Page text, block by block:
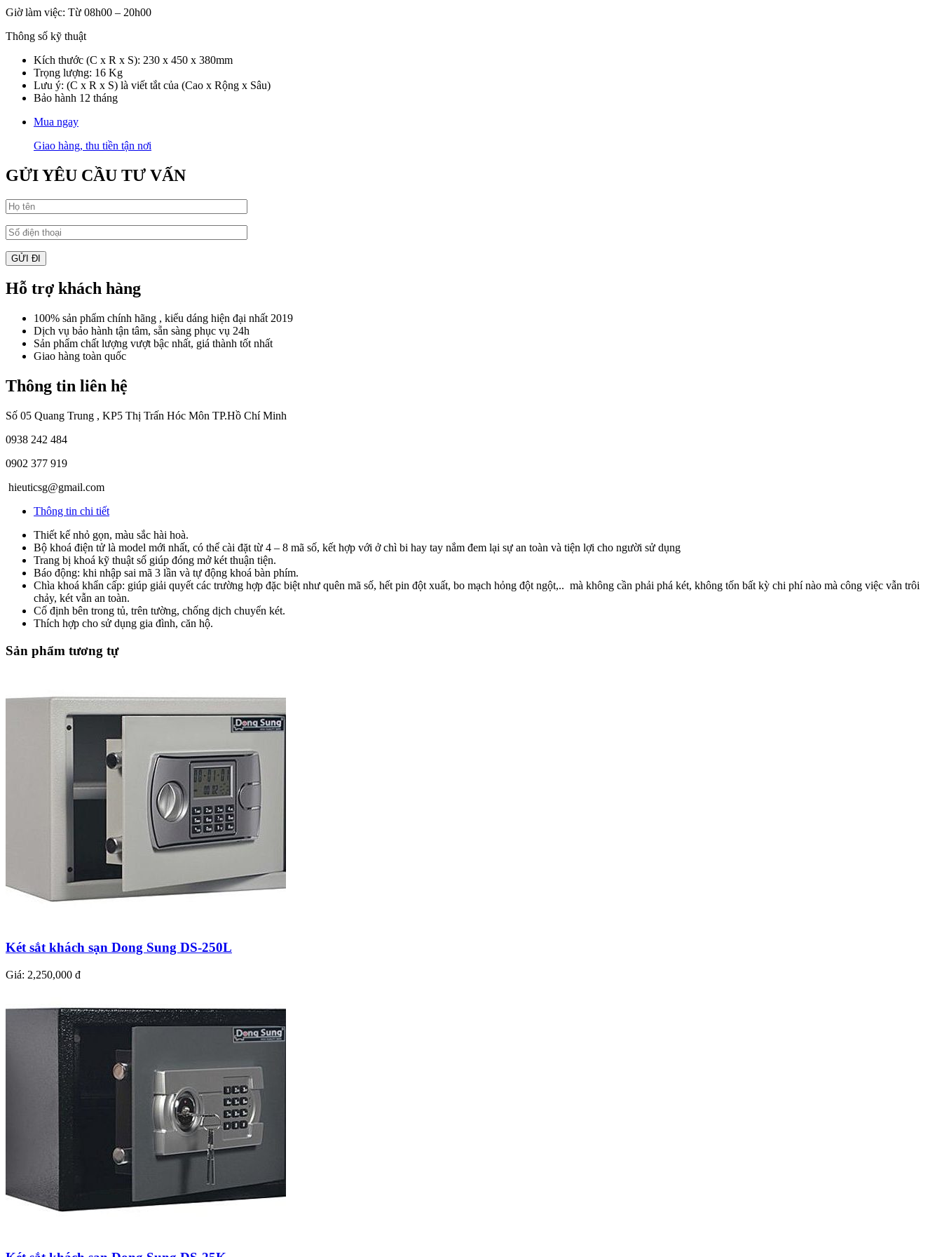
Giờ làm việc: Từ 08h00 – 20h00
Thông số kỹ thuật
Kích thước (C x R x S): 230 x 450 x 380mm
Trọng lượng: 16 Kg
Lưu ý: (C x R x S) là viết tắt của (Cao x Rộng x Sâu)
Bảo hành 12 tháng
Mua ngay
Giao hàng, thu tiền tận nơi
GỬI YÊU CẦU TƯ VẤN
Hỗ trợ khách hàng
100% sản phẩm chính hãng , kiểu dáng hiện đại nhất 2019
Dịch vụ bảo hành tận tâm, sẵn sàng phục vụ 24h
Sản phẩm chất lượng vượt bậc nhất, giá thành tốt nhất
Giao hàng toàn quốc
Thông tin liên hệ
Số 05 Quang Trung , KP5 Thị Trấn Hóc Môn TP.Hồ Chí Minh
0938 242 484
0902 377 919
hieuticsg@gmail.com
Thông tin chi tiết
Thiết kế nhỏ gọn, màu sắc hài hoà.
Bộ khoá điện tử là model mới nhất, có thể cài đặt từ 4 – 8 mã số, kết hợp với ở chì bi hay tay nắm đem lại sự an toàn và tiện lợi cho người sử dụng
Trang bị khoá kỹ thuật số giúp đóng mở két thuận tiện.
Báo động: khi nhập sai mã 3 lần và tự động khoá bàn phím.
Chìa khoá khẩn cấp: giúp giải quyết các trường hợp đặc biệt như quên mã số, hết pin đột xuất, bo mạch hỏng đột ngột,.. mà không cần phải phá két, không tốn bất kỳ chi phí nào mà công việc vẫn trôi
chảy, két vẫn an toàn.
Cố định bên trong tủ, trên tường, chống dịch chuyển két.
Thích hợp cho sử dụng gia đình, căn hộ.
Sản phẩm tương tự
Két sắt khách sạn Dong Sung DS-250L
Giá: 2,250,000 đ